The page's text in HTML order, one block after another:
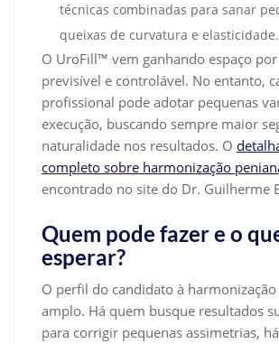
técnicas combinadas para sanar
queixas de curvatura e elasticidade.
O UroFill™ vem ganhando espaço
previsível e controlável. No entanto,
profissional pode adotar pequenas
execução, buscando sempre maior
naturalidade nos resultados. O
completo sobre harmonização
encontrado no site do Dr. Guilherme
Quem pode fazer e o
esperar?
O perfil do candidato à
amplo. Há quem busque resultados
para corrigir pequenas assimetrias,